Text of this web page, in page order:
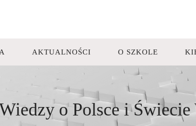
AKTUALNOŚCI O SZKOLE
o Polsce i Świecie